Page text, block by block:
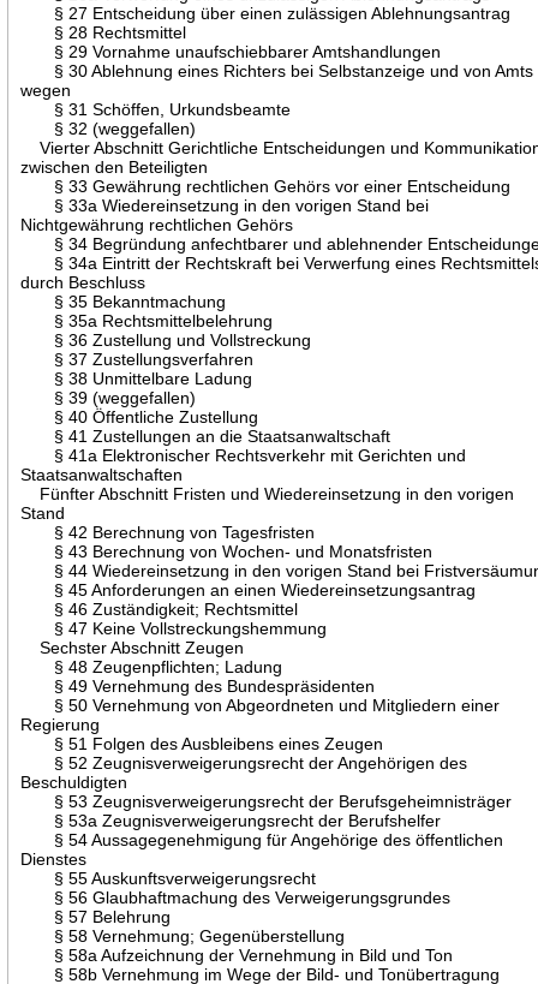
§ 27 Entscheidung über einen zulässigen Ablehnungsantrag
§ 28 Rechtsmittel
§ 29 Vornahme unaufschiebbarer Amtshandlungen
§ 30 Ablehnung eines Richters bei Selbstanzeige und von Amts
wegen
§ 31 Schöffen, Urkundsbeamte
§ 32 (weggefallen)
Vierter Abschnitt Gerichtliche Entscheidungen und
zwischen den Beteiligten
§ 33 Gewährung rechtlichen Gehörs vor einer Entscheidung
§ 33a Wiedereinsetzung in den vorigen Stand bei
Nichtgewährung rechtlichen Gehörs
§ 34 Begründung anfechtbarer und ablehnender
§ 34a Eintritt der Rechtskraft bei Verwerfung eines
durch Beschluss
§ 35 Bekanntmachung
§ 35a Rechtsmittelbelehrung
§ 36 Zustellung und Vollstreckung
§ 37 Zustellungsverfahren
§ 38 Unmittelbare Ladung
§ 39 (weggefallen)
§ 40 Öffentliche Zustellung
§ 41 Zustellungen an die Staatsanwaltschaft
§ 41a Elektronischer Rechtsverkehr mit Gerichten und
Staatsanwaltschaften
Fünfter Abschnitt Fristen und Wiedereinsetzung in den vorigen
Stand
§ 42 Berechnung von Tagesfristen
§ 43 Berechnung von Wochen- und Monatsfristen
§ 44 Wiedereinsetzung in den vorigen Stand bei
§ 45 Anforderungen an einen Wiedereinsetzungsantrag
§ 46 Zuständigkeit; Rechtsmittel
§ 47 Keine Vollstreckungshemmung
Sechster Abschnitt Zeugen
§ 48 Zeugenpflichten; Ladung
§ 49 Vernehmung des Bundespräsidenten
§ 50 Vernehmung von Abgeordneten und Mitgliedern einer
Regierung
§ 51 Folgen des Ausbleibens eines Zeugen
§ 52 Zeugnisverweigerungsrecht der Angehörigen des
Beschuldigten
§ 53 Zeugnisverweigerungsrecht der Berufsgeheimnisträger
§ 53a Zeugnisverweigerungsrecht der Berufshelfer
§ 54 Aussagegenehmigung für Angehörige des öffentlichen
Dienstes
§ 55 Auskunftsverweigerungsrecht
§ 56 Glaubhaftmachung des Verweigerungsgrundes
§ 57 Belehrung
§ 58 Vernehmung; Gegenüberstellung
§ 58a Aufzeichnung der Vernehmung in Bild und Ton
§ 58b Vernehmung im Wege der Bild- und Tonübertragung